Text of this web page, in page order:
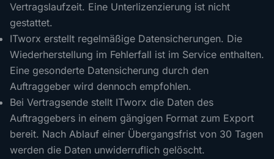
Vertragslaufzeit. Eine Unterlizenzierung ist nicht
gestattet.
ITworx erstellt regelmäßige Datensicherungen. Die
Wiederherstellung im Fehlerfall ist im Service enthalten.
Eine gesonderte Datensicherung durch den
Auftraggeber wird dennoch empfohlen.
Bei Vertragsende stellt ITworx die Daten des
Auftraggebers in einem gängigen Format zum Export
bereit. Nach Ablauf einer Übergangsfrist von 30 Tagen
werden die Daten unwiderruflich gelöscht.